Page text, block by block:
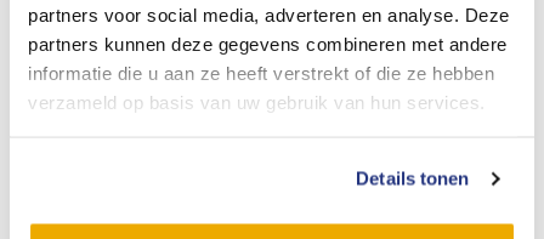
partners voor social media, adverteren en analyse. Deze
partners kunnen deze gegevens combineren met andere
informatie die u aan ze heeft verstrekt of die ze hebben
verzameld op basis van uw gebruik van hun services.
Details tonen
Sandra Hage